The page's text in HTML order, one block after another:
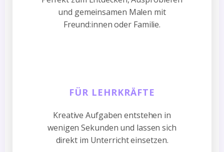
und gemeinsamen Malen mit
Freund:innen oder Familie.
FÜR LEHRKRÄFTE
Kreative Aufgaben entstehen in
wenigen Sekunden und lassen sich
direkt im Unterricht einsetzen.